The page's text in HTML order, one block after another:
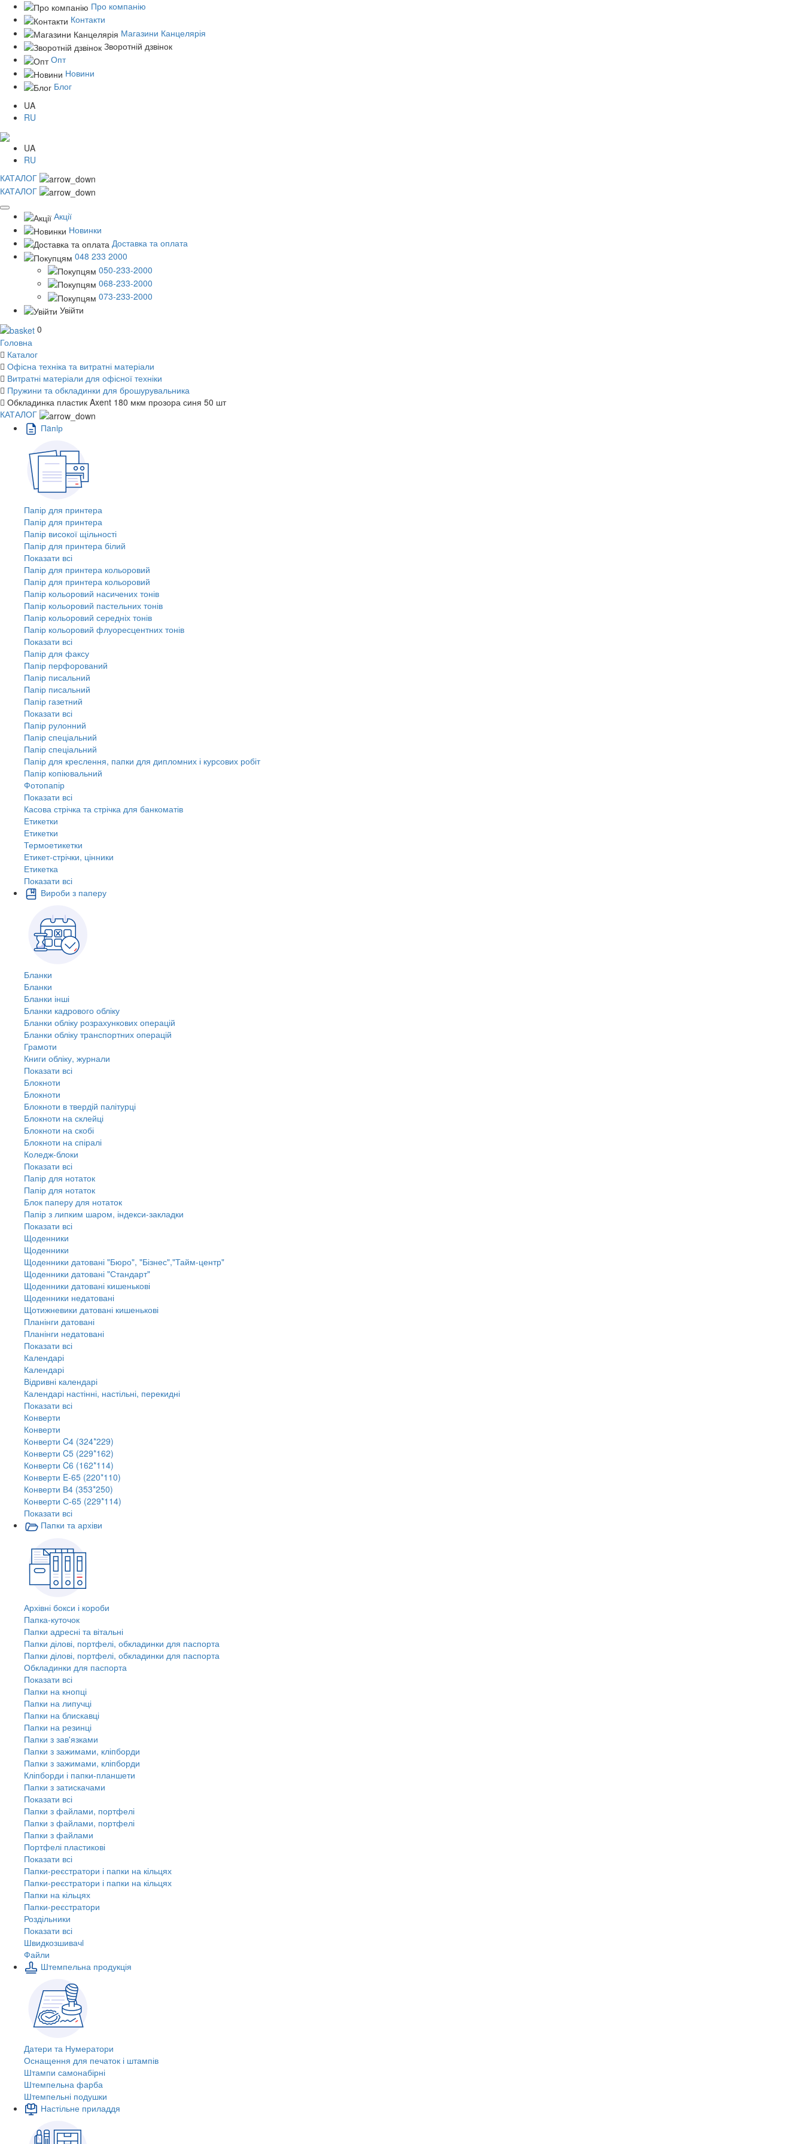
Про компанію
Контакти
Магазини Канцелярія
Зворотній дзвінок
Опт
Новини
Блог
UA
RU
UA
RU
КАТАЛОГ
КАТАЛОГ
Акції
Новинки
Доставка та оплата
048 233 2000
050-233-2000
068-233-2000
073-233-2000
Увійти
0
Головна
Каталог
Офісна техніка та витратні матеріали
Витратні матеріали для офісної техніки
Пружини та обкладинки для брошурувальника
Обкладинка пластик Axent 180 мкм прозора синя 50 шт
КАТАЛОГ
Пaпiр
Папір для принтера
Папір для принтера
Папір високої щільності
Папір для принтера білий
Показати всі
Папір для принтера кольоровий
Папір для принтера кольоровий
Папір кольоровий насичених тонів
Папір кольоровий пастельних тонів
Папір кольоровий середніх тонів
Папір кольоровий флуоресцентних тонів
Показати всі
Папір для факсу
Папір перфорований
Папір писальний
Папір писальний
Папір газетний
Показати всі
Папір рулонний
Папір спеціальний
Папір спеціальний
Папір для креслення, папки для дипломних і курсових робіт
Папір копіювальний
Фотопапір
Показати всі
Касова стрічка та стрічка для банкоматів
Етикетки
Етикетки
Термоетикетки
Етикет-стрічки, цінники
Етикетка
Показати всі
Вироби з паперу
Бланки
Бланки
Бланки інші
Бланки кадрового обліку
Бланки обліку розрахункових операцій
Бланки обліку транспортних операцій
Грамоти
Книги обліку, журнали
Показати всі
Блокноти
Блокноти
Блокноти в твердій палітурці
Блокноти на склейці
Блокноти на скобі
Блокноти на спіралі
Коледж-блоки
Показати всі
Папір для нотаток
Папір для нотаток
Блок паперу для нотаток
Папір з липким шаром, індекси-закладки
Показати всі
Щоденники
Щоденники
Щоденники датовані "Бюро", "Бізнес","Тайм-центр"
Щоденники датовані "Стандарт"
Щоденники датовані кишенькові
Щоденники недатовані
Щотижневики датовані кишенькові
Планінги датовані
Планінги недатовані
Показати всі
Календарі
Календарі
Відривні календарі
Календарі настінні, настільні, перекидні
Показати всі
Конверти
Конверти
Конверти C4 (324*229)
Конверти C5 (229*162)
Конверти C6 (162*114)
Конверти E-65 (220*110)
Конверти В4 (353*250)
Конверти С-65 (229*114)
Показати всі
Папки та архіви
Архівні бокси і короби
Папка-куточок
Папки адресні та вітальні
Папки ділові, портфелі, обкладинки для паспорта
Папки ділові, портфелі, обкладинки для паспорта
Обкладинки для паспорта
Показати всі
Папки на кнопці
Папки на липучці
Папки на блискавці
Папки на резинці
Папки з зав'язками
Папки з зажимами, кліпборди
Папки з зажимами, кліпборди
Кліпборди і папки-планшети
Папки з затискачами
Показати всі
Папки з файлами, портфелі
Папки з файлами, портфелі
Папки з файлами
Портфелі пластикові
Показати всі
Папки-реєстратори і папки на кільцях
Папки-реєстратори і папки на кільцях
Папки на кільцях
Папки-реєстратори
Роздільники
Показати всі
Швидкозшивачi
Файли
Штемпельна продукція
Датери та Нумератори
Оснащення для печаток і штампів
Штампи самонабірні
Штемпельна фарба
Штемпельні подушки
Настільне приладдя